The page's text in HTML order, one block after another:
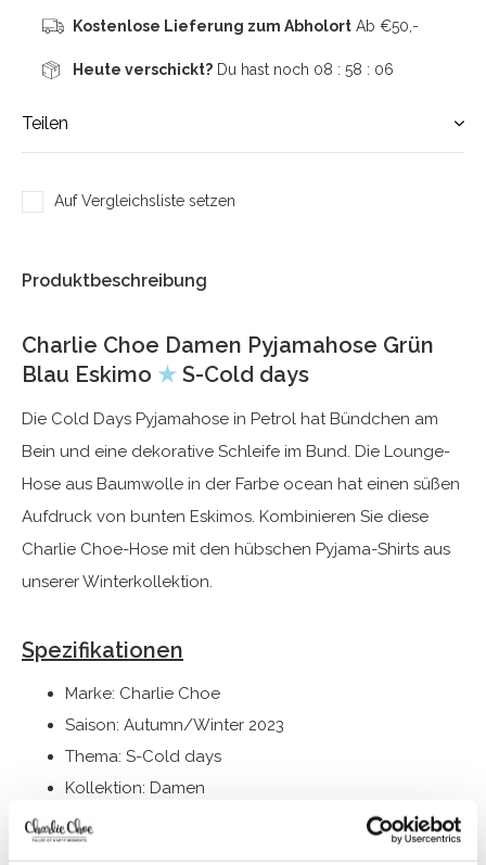
Kostenlose Lieferung zum AbholortAb €50,-
Heute verschickt?Du hast noch 08 : 58 : 06
Teilen
Auf Vergleichsliste setzen
Produktbeschreibung
Charlie Choe Damen Pyjamahose Grün
Blau Eskimo ★ S-Cold days
Die Cold Days Pyjamahose in Petrol hat Bündchen am
Bein und eine dekorative Schleife im Bund. Die Lounge-
Hose aus Baumwolle in der Farbe ocean hat einen süßen
Aufdruck von bunten Eskimos. Kombinieren Sie diese
Charlie Choe-Hose mit den hübschen Pyjama-Shirts aus
unserer Winterkollektion.
Spezifikationen
Marke: Charlie Choe
Saison: Autumn/Winter 2023
Thema: S-Cold days
Kollektion: Damen
Typ: